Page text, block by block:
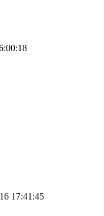
17:41:45